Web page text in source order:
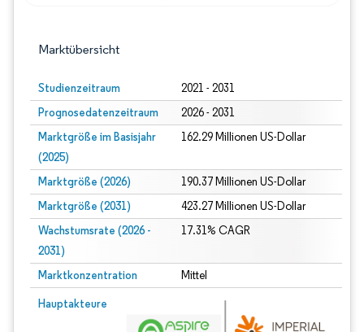
Marktübersicht
Studienzeitraum 2021 - 2031
Prognosedatenzeitraum 2026 - 2031
Marktgröße im Basisjahr
(2025)
162.29 Millionen US-Dollar
Marktgröße (2026) 190.37 Millionen US-Dollar
Marktgröße (2031) 423.27 Millionen US-Dollar
Wachstumsrate (2026 -
2031)
17.31% CAGR
Marktkonzentration Mittel
Hauptakteure
Bild © Mordor Intelligence. Wiederverwendung erfordert Namensnennung